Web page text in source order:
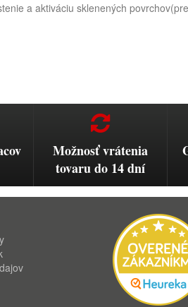
a aktiváciu sklenených
Možnosť vrátenia
tovaru do 14 dní